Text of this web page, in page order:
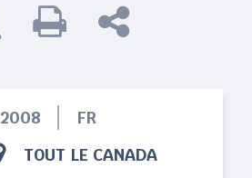
2008
FR
TOUT LE CANADA